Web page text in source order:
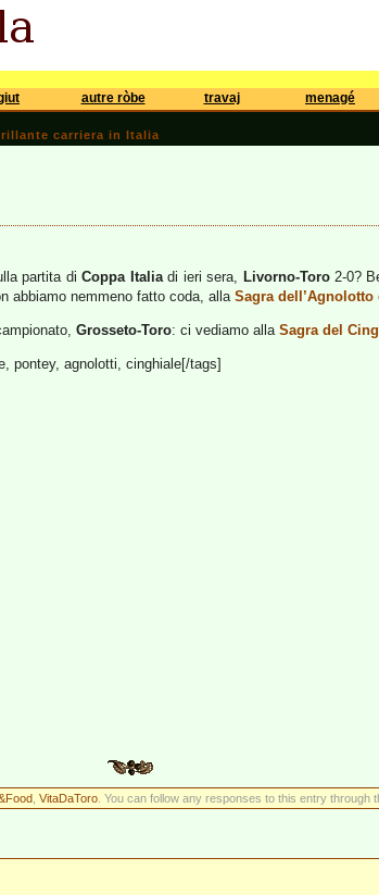
autre ròbe travaj menagé
carriera in Italia
partita diCoppa Italiadi ieri sera, Livorno-Toro2-0?
abbiamo nemmeno fatto coda, allaSagra
Grosseto-Toro: ci vediamo alla Sagra del
pontey, agnolotti, cinghiale[/tags]
, VitaDaToro. You can follow any responses to this entry through